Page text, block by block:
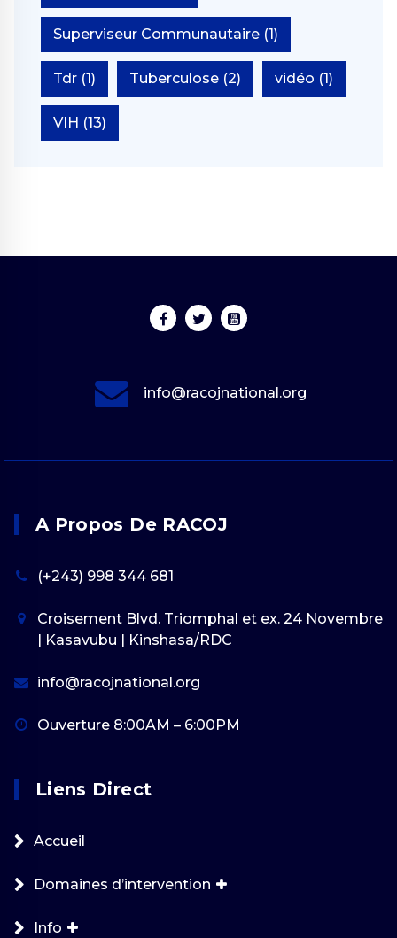
Superviseur Communautaire (1)
Tdr (1) Tuberculose (2) vidéo (1)
VIH (13)
info@racojnational.org
A Propos De RACOJ
(+243) 998 344 681
Croisement Blvd. Triomphal et ex. 24 Novembre
| Kasavubu | Kinshasa/RDC
info@racojnational.org
Ouverture 8:00AM – 6:00PM
Liens Direct
Accueil
Domaines d’intervention
Info